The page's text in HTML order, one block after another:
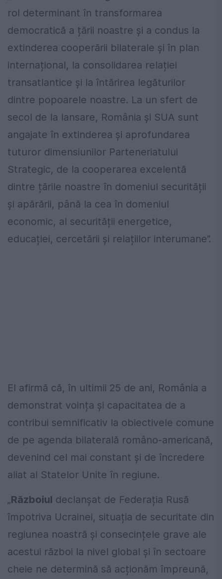
rol determinant în transformarea
democratică a țării noastre și a condus la
extinderea cooperării bilaterale și în plan
internațional, la consolidarea relației
transatlantice și la întărirea legăturilor
dintre popoarele noastre. La un sfert de
secol de la lansare, România și SUA sunt
angajate în extinderea și aprofundarea
tuturor dimensiunilor Parteneriatului
Strategic, de la cooperarea excelentă
dintre țările noastre în domeniul securității
și apărării, până la cea în domeniul
economic, al securității energetice,
educației, cercetării și relațiilor interumane”.
El afirmă că, în ultimii 25 de ani, România a
demonstrat voința și capacitatea de a
contribui semnificativ la obiectivele comune
de pe agenda bilaterală româno-americană,
devenind cel mai constant și de încredere
aliat al Statelor Unite în regiune.
„Războiul declanșat de Federația Rusă
împotriva Ucrainei, situația de securitate din
regiunea noastră și consecințele grave ale
acestui război la nivel global și în sectoare
cheie ne determină să acționăm împreună,